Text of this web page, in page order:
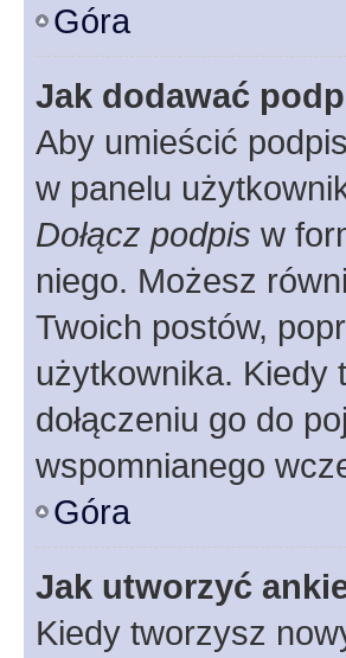
Góra
Jak dodawać
Aby umieścić
w panelu
Dołącz podpis w
niego. Możesz
Twoich postów,
użytkownika. Kiedy
dołączeniu go do
wspomnianego
Góra
Jak utworzyć
Kiedy tworzysz